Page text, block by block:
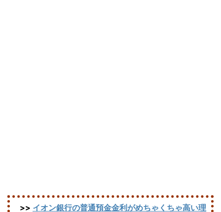
>> イオン銀行の普通預金金利がめちゃくちゃ高い理